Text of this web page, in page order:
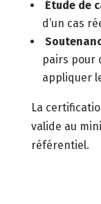
Étude de
d’un cas
pairs pour
appliquer
La
valide au
référentiel.